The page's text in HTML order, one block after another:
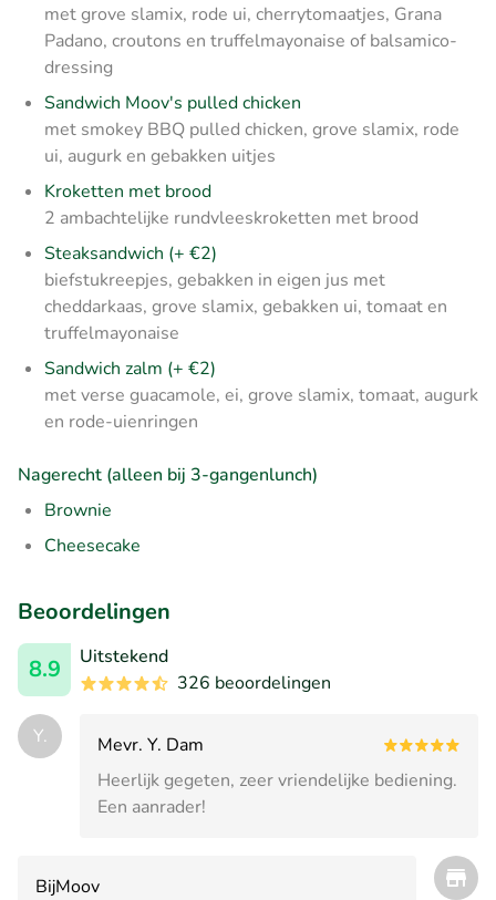
met grove slamix, rode ui, cherrytomaatjes, Grana
Padano, croutons en truffelmayonaise of balsamico-
dressing
Sandwich Moov's pulled chicken
met smokey BBQ pulled chicken, grove slamix, rode
ui, augurk en gebakken uitjes
Kroketten met brood
2 ambachtelijke rundvleeskroketten met brood
Steaksandwich (+ €2)
biefstukreepjes, gebakken in eigen jus met
cheddarkaas, grove slamix, gebakken ui, tomaat en
truffelmayonaise
Sandwich zalm (+ €2)
met verse guacamole, ei, grove slamix, tomaat, augurk
en rode-uienringen
Nagerecht (alleen bij 3-gangenlunch)
Brownie
Cheesecake
Beoordelingen
8.9
Uitstekend
326 beoordelingen
Y.
Mevr. Y. Dam
Heerlijk gegeten, zeer vriendelijke bediening.
Een aanrader!
BijMoov